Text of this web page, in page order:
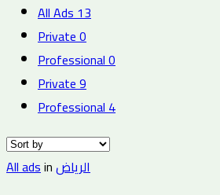
All Ads13
Private0
Professional0
Private9
Professional4
All adsinالرياض